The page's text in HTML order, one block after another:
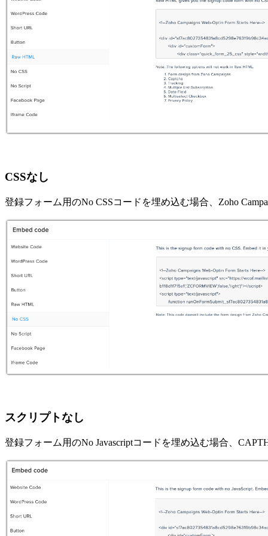
CSSなし
登録フォーム用のNo CSSコードを埋め込む場合、Zoho
スクリプトなし
登録フォーム用のNo Javascriptコードを埋め込む場合、